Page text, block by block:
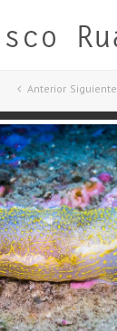
Anterior Siguiente